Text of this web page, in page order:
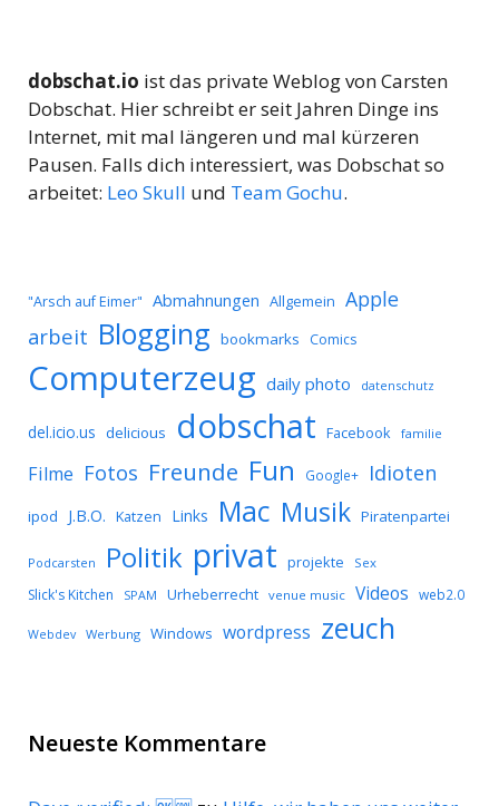
dobschat.io ist das private Weblog von Carsten
Dobschat. Hier schreibt er seit Jahren Dinge ins
Internet, mit mal längeren und mal kürzeren
Pausen. Falls dich interessiert, was Dobschat so
arbeitet: Leo Skull und Team Gochu.
"Arsch auf Eimer" Abmahnungen Allgemein Apple
arbeit Blogging bookmarks Comics
Computerzeug daily photo datenschutz
del.icio.us delicious dobschat Facebook familie
Filme Fotos Freunde Fun Google+ Idioten
ipod J.B.O. Katzen Links Mac Musik Piratenpartei
Podcarsten Politik privat projekte Sex
Slick's Kitchen SPAM Urheberrecht venue music Videos web2.0
Webdev Werbung Windows wordpress zeuch
Neueste Kommentare